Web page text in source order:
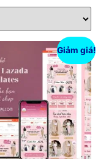
Giảm giá!